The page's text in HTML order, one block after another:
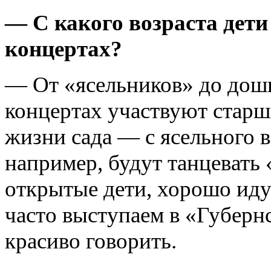
— С какого возраста
концертах?
— От «ясельников» до
концертах участвуют
жизни сада — с ясельного
например, будут
открытые дети, хорошо
часто выступаем в
красиво говорить.